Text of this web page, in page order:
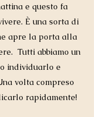
e questo fa
È una sorta di
apre la porta alla
Tutti abbiamo un
individuarlo e
volta compreso
rapidamente!